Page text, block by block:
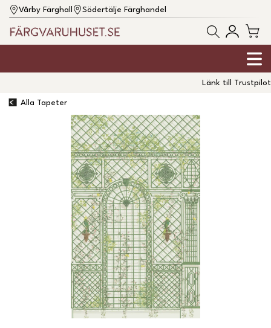
Vårby Färghall Södertälje Färghandel
Länk till Trustpilot
Alla Tapeter